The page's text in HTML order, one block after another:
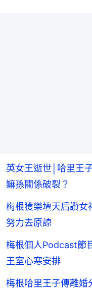
英女王逝世│哈里王
嫲孫關係破裂？
梅根獲樂壇天后讚
努力去原諒
梅根個人Podcast節
王室心寒安排
梅根哈里王子傳離婚